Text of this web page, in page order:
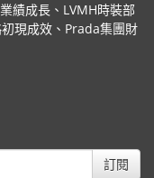
績成長、LVMH時裝部
現成效、Prada集團財
訂閱